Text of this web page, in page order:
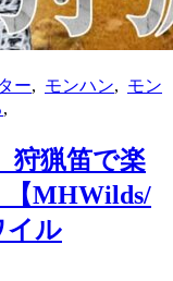
ー モンハン
モン
狩猟笛で楽
【MHWilds/
イル